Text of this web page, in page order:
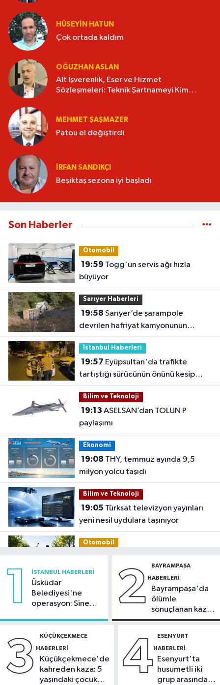
HÜSEYIN HATUN
Çok ortada kaldım
OĞUZHAN ASLAN
Alt İşverenlik, Eser ve Hizmet
Sözleşmeleri: Teknik Şartnameyi Kim
MEHMET ŞAŞMAZER
Patou el değiştirdi
İRFAN SANDIKÇI
Beşiktaş sezona iyi başladı
Son Haberler
Otomobil
19:59
büyüyor
Sarıyer Haberleri
19:58
devrilen hafriyat kamyonunun
şoförü yaralandı
İstanbul Haberleri
19:57
tartıştığı sürücünün önünü kesip
tehdit eden saldırgana 180 bin lira
ceza
Bilim ve Teknoloji
19:13
paylaşımı
Ekonomi
19:08
milyon yolcu taşıdı
Bilim ve Teknoloji
19:05
yeni nesil uydulara taşınıyor
Otomobil
taşınacak
19:00
komisyonda
Spor
Olimpiyatları'nda modern
pentatlonda büyük başarılar elde
1 İSTANBUL HABERLERI
Üsküdar
Belediyesi'ne
operasyon: Sinem
2 BAYRAMPAŞA
HABERLERI
Bayrampaşa'da
ölümle
sonuçlanan kaza:
Sürücü
3 KÜÇÜKÇEKMECE
HABERLERI
Küçükçekmece'de
kahreden kaza: 5
yaşındaki çocuk
4 ESENYURT
HABERLERI
Esenyurt'ta
husumetli iki
grup arasında